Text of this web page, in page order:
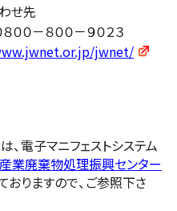
せ先
００－８００－９０２３
jwnet/
電子マニフェストシステム
産業廃棄物処理振興センター
おりますので、ご参照下さ